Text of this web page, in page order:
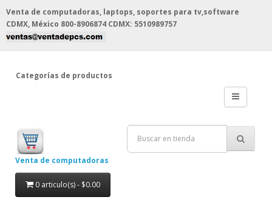
Venta de computadoras, laptops, soportes para tv,software
CDMX, México 800-8906874 CDMX: 5510989757
Categorías de productos
Venta de computadoras
0 articulo(s) - $0.00